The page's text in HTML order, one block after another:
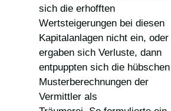
sich die erhofften
Wertsteigerungen bei diesen
Kapitalanlagen nicht ein, oder
ergaben sich Verluste, dann
entpuppten sich die hübschen
Musterberechnungen der
Vermittler als